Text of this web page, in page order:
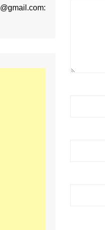
:maktabatiiebook@gmail.com